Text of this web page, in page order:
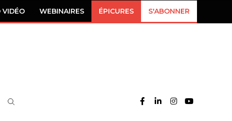
VIDÉO WEBINAIRES ÉPICURES S'ABONNER